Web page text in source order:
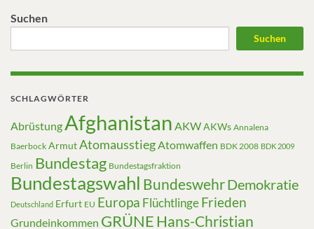
Suchen
Suchen
SCHLAGWÖRTER
Abrüstung Afghanistan AKWAKWs Annalena
Baerbock ArmutAtomausstiegAtomwaffen BDK 2008 BDK 2009
Berlin Bundestag Bundestagsfraktion
Bundestagswahl BundeswehrDemokratie
Deutschland Erfurt EU Europa FlüchtlingeFrieden
Grundeinkommen GRÜNE Hans-Christian